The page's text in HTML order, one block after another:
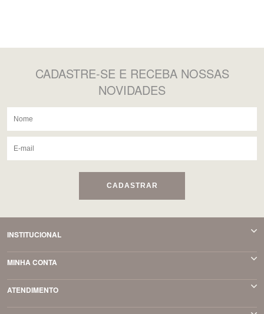
CADASTRE-SE E RECEBA NOSSAS
NOVIDADES
CADASTRAR
INSTITUCIONAL
MINHA CONTA
ATENDIMENTO